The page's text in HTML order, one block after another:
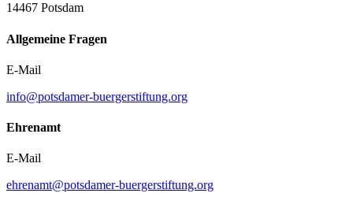
14467 Potsdam
Allgemeine Fragen
E-Mail
info@potsdamer-buergerstiftung.org
Ehrenamt
E-Mail
ehrenamt@potsdamer-buergerstiftung.org